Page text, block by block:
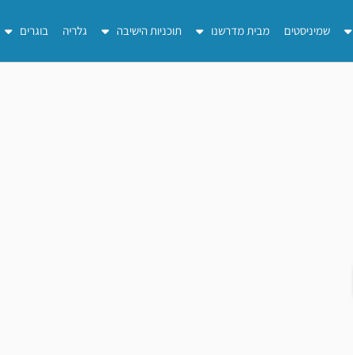
שמיניסטים מבית מדרשנו תוכניות הישיבה גלריה בוגרים